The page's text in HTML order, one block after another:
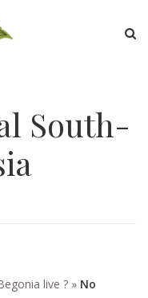
South-
live ? » No